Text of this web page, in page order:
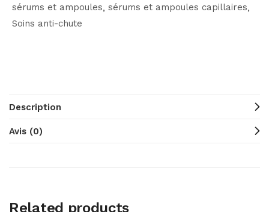
sérums et ampoules sérums et ampoules capillaires
Soins anti-chute
Description
Avis (0)
Related products